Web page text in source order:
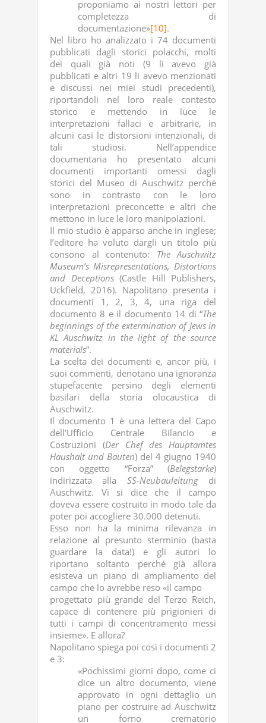
proponiamo ai nostri lettori per
completezza di
documentazione»[10].
Nel libro ho analizzato i 74 documenti
pubblicati dagli storici polacchi, molti
dei quali già noti (9 li avevo già
pubblicati e altri 19 li avevo menzionati
e discussi nei miei studi precedenti),
riportandoli nel loro reale contesto
storico e mettendo in luce le
interpretazioni fallaci e arbitrarie, in
alcuni casi le distorsioni intenzionali, di
tali studiosi. Nell’appendice
documentaria ho presentato alcuni
documenti importanti omessi dagli
storici del Museo di Auschwitz perché
sono in contrasto con le loro
interpretazioni preconcette e altri che
mettono in luce le loro manipolazioni.
Il mio studio è apparso anche in inglese;
l’editore ha voluto dargli un titolo più
consono al contenuto: The Auschwitz
Museum’s Misrepresentations, Distortions
and Deceptions(Castle Hill Publishers,
Uckfield, 2016). Napolitano presenta i
documenti 1, 2, 3, 4, una riga del
documento 8 e il documento 14 di “The
beginnings of the extermination of Jews in
KL Auschwitz in the light of the source
materials”.
La scelta dei documenti e, ancor più, i
suoi commenti, denotano una ignoranza
stupefacente persino degli elementi
basilari della storia olocaustica di
Auschwitz.
Il documento 1 è una lettera del Capo
dell’Ufficio Centrale Bilancio e
Costruzioni (Der Chef des Hauptamtes
Haushalt und Bauten) del 4 giugno 1940
con oggetto “Forza” (Belegstärke)
indirizzata alla SS-Neubauleitungdi
Auschwitz. Vi si dice che il campo
doveva essere costruito in modo tale da
poter poi accogliere 30.000 detenuti.
Esso non ha la minima rilevanza in
relazione al presunto sterminio (basta
guardare la data!) e gli autori lo
riportano soltanto perché già allora
esisteva un piano di ampliamento del
campo che lo avrebbe reso «il campo
progettato più grande del Terzo Reich,
capace di contenere più prigionieri di
tutti i campi di concentramento messi
insieme». E allora?
Napolitano spiega poi così i documenti 2
e 3:
«Pochissimi giorni dopo, come ci
dice un altro documento, viene
approvato in ogni dettaglio un
piano per costruire ad Auschwitz
un forno crematorio